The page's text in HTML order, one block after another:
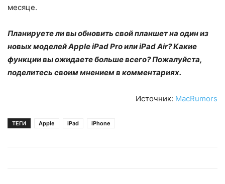
месяце.
Планируете ли вы обновить свой планшет на один из
новых моделей Apple iPad Pro или iPad Air? Какие
функции вы ожидаете больше всего? Пожалуйста,
поделитесь своим мнением в комментариях.
Источник: MacRumors
ТЕГИ Apple iPad iPhone